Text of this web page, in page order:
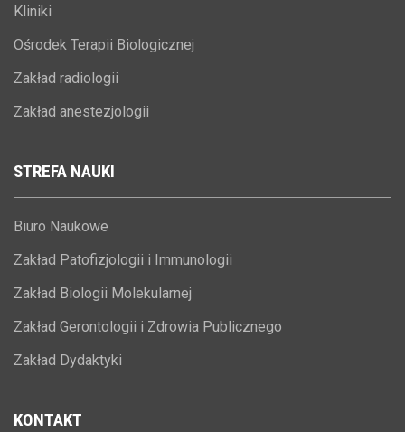
Kliniki
Ośrodek Terapii Biologicznej
Zakład radiologii
Zakład anestezjologii
STREFA NAUKI
Biuro Naukowe
Zakład Patofizjologii i Immunologii
Zakład Biologii Molekularnej
Zakład Gerontologii i Zdrowia Publicznego
Zakład Dydaktyki
KONTAKT